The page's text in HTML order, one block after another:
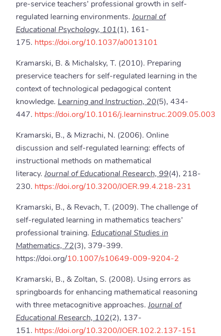
pre-service teachers’ professional growth in self-
regulated learning environments.Journal of
Educational Psychology, 101(1), 161-
175. https://doi.org/10.1037/a0013101
Kramarski, B. & Michalsky, T. (2010). Preparing
preservice teachers for self-regulated learning in the
context of technological pedagogical content
knowledge. Learning and Instruction, 20(5), 434-
447. https://doi.org/10.1016/j.learninstruc.2009.05.003
Kramarski, B., & Mizrachi, N. (2006). Online
discussion and self-regulated learning: effects of
instructional methods on mathematical
literacy.Journal of Educational Research, 99(4), 218-
230. https://doi.org/10.3200/JOER.99.4.218-231
Kramarski, B., & Revach, T. (2009). The challenge of
self-regulated learning in mathematics teachers’
professional training. Educational Studies in
Mathematics, 72(3), 379-399.
https://doi.org/10.1007/s10649-009-9204-2
Kramarski, B., & Zoltan, S. (2008). Using errors as
springboards for enhancing mathematical reasoning
with three metacognitive approaches.Journal of
Educational Research, 102(2), 137-
151. https://doi.org/10.3200/JOER.102.2.137-151